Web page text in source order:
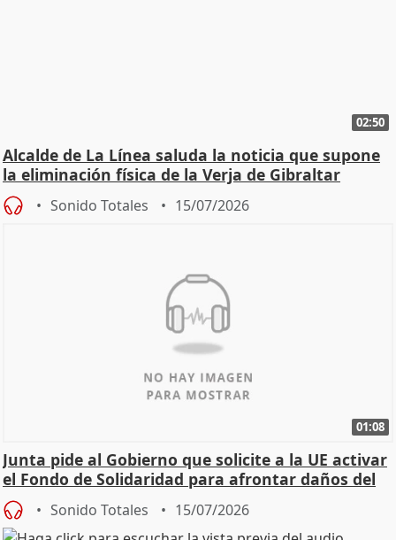
02:50
Alcalde de La Línea saluda la noticia que supone
la eliminación física de la Verja de Gibraltar
Sonido Totales 15/07/2026
01:08
Junta pide al Gobierno que solicite a la UE activar
el Fondo de Solidaridad para afrontar daños del
Sonido Totales 15/07/2026